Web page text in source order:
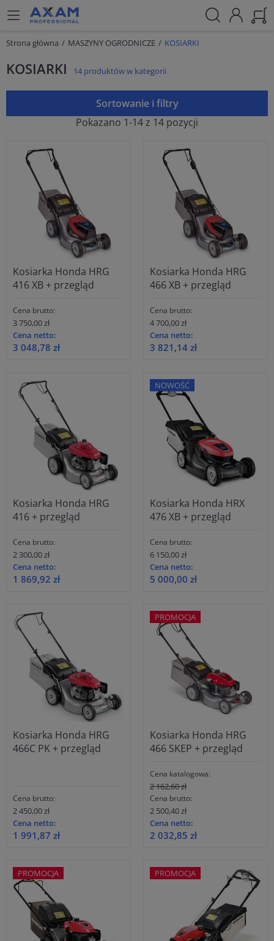
Strona główna MASZYNY OGRODNICZE KOSIARKI
KOSIARKI 14 produktów w kategorii
Sortowanie i filtry
Pokazano 1-14 z 14 pozycji
Kosiarka Honda HRG
416 XB + przegląd
Cena brutto:
3 750,00 zł
Cena netto:
3 048,78 zł
Kosiarka Honda HRG
466 XB + przegląd
Cena brutto:
4 700,00 zł
Cena netto:
3 821,14 zł
Kosiarka Honda HRG
416 + przegląd
Cena brutto:
2 300,00 zł
Cena netto:
1 869,92 zł
Kosiarka Honda HRX
476 XB + przegląd
Cena brutto:
6 150,00 zł
Cena netto:
5 000,00 zł
NOWOŚĆ
Kosiarka Honda HRG
466C PK + przegląd
Cena brutto:
2 450,00 zł
Cena netto:
1 991,87 zł
Kosiarka Honda HRG
466 SKEP + przegląd
Cena katalogowa:
2 162,60 zł
Cena brutto:
2 500,40 zł
Cena netto:
2 032,85 zł
PROMOCJA
PROMOCJA PROMOCJA